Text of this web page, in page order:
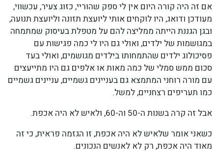
אם זה היה קורה היום אין לי ספק שהוריי, כזוג צעיר, עכשווי,
מעודכן ודואג, היו לוקחים אותי ליועצת תזונה וליועצת תנועה,
ובגן הגננת הייתה ממליצה להם על מטפלת בעיסוק שמתמחה
במגושמות של ילדים, ואולי גם היו לי כמה פגישות עם
פסיכולוג ילדים שהתמחותו בילדים מגושמים, ואולי בעד
סכום ממש סמלי של כמה מאות או אלפים גם היו מתייעצים
עם מורה רוחני המתמצא גם בעניינים גשמיים, עניינים גשמיים
כמו תעריפים רצחניים, למשל.
אבל זה קרה בשנות ה-50 וה-60, ולאיש לא היה אכפת.
כשאני אומר שלאיש לא היה אכפת, זו הגזמה פראית, כי זה
מאוד היה אכפת, רק לא לאנשים הנכונים.